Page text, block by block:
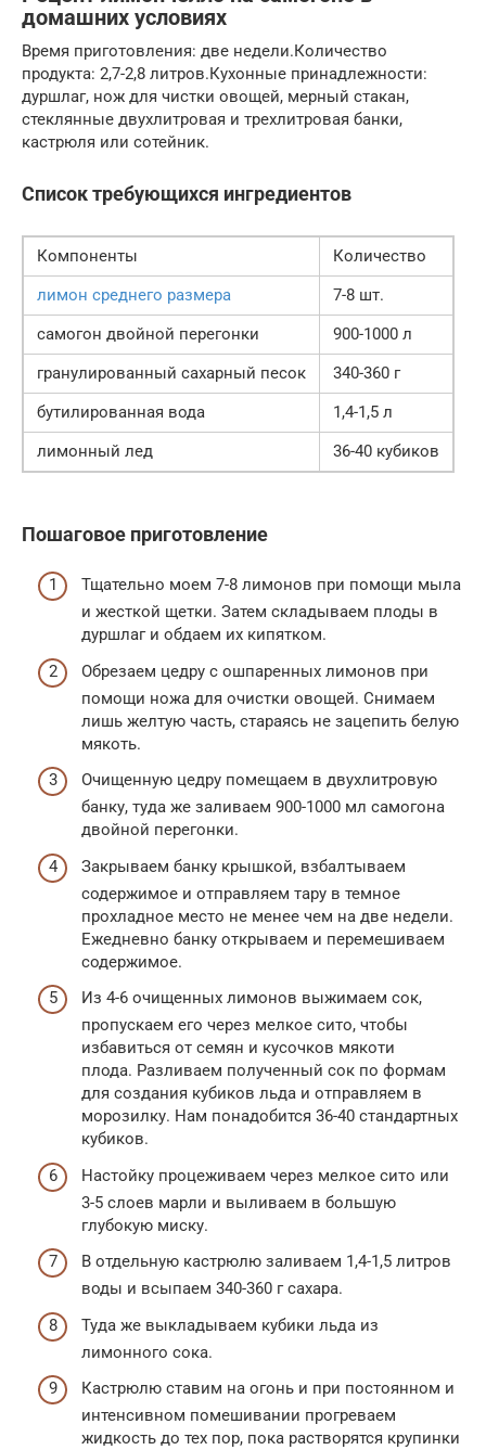
домашних условиях
Время приготовления: две недели.Количество
продукта: 2,7-2,8 литров.Кухонные принадлежности:
дуршлаг, нож для чистки овощей, мерный стакан,
стеклянные двухлитровая и трехлитровая банки,
кастрюля или сотейник.
Список требующихся ингредиентов
Компоненты
Количество
лимон среднего размера
7-8 шт.
самогон двойной перегонки
900-1000 л
гранулированный сахарный песок
340-360 г
бутилированная вода
1,4-1,5 л
лимонный лед
36-40 кубиков
Пошаговое приготовление
Тщательно моем 7-8 лимонов при помощи мыла
и жесткой щетки. Затем складываем плоды в
дуршлаг и обдаем их кипятком.
Обрезаем цедру с ошпаренных лимонов при
помощи ножа для очистки овощей. Снимаем
лишь желтую часть, стараясь не зацепить белую
мякоть.
Очищенную цедру помещаем в двухлитровую
банку, туда же заливаем 900-1000 мл самогона
двойной перегонки.
Закрываем банку крышкой, взбалтываем
содержимое и отправляем тару в темное
прохладное место не менее чем на две недели.
Ежедневно банку открываем и перемешиваем
содержимое.
Из 4-6 очищенных лимонов выжимаем сок,
пропускаем его через мелкое сито, чтобы
избавиться от семян и кусочков мякоти
плода. Разливаем полученный сок по формам
для создания кубиков льда и отправляем в
морозилку. Нам понадобится 36-40 стандартных
кубиков.
Настойку процеживаем через мелкое сито или
3-5 слоев марли и выливаем в большую
глубокую миску.
В отдельную кастрюлю заливаем 1,4-1,5 литров
воды и всыпаем 340-360 г сахара.
Туда же выкладываем кубики льда из
лимонного сока.
Кастрюлю ставим на огонь и при постоянном и
интенсивном помешивании прогреваем
жидкость до тех пор, пока растворятся крупинки